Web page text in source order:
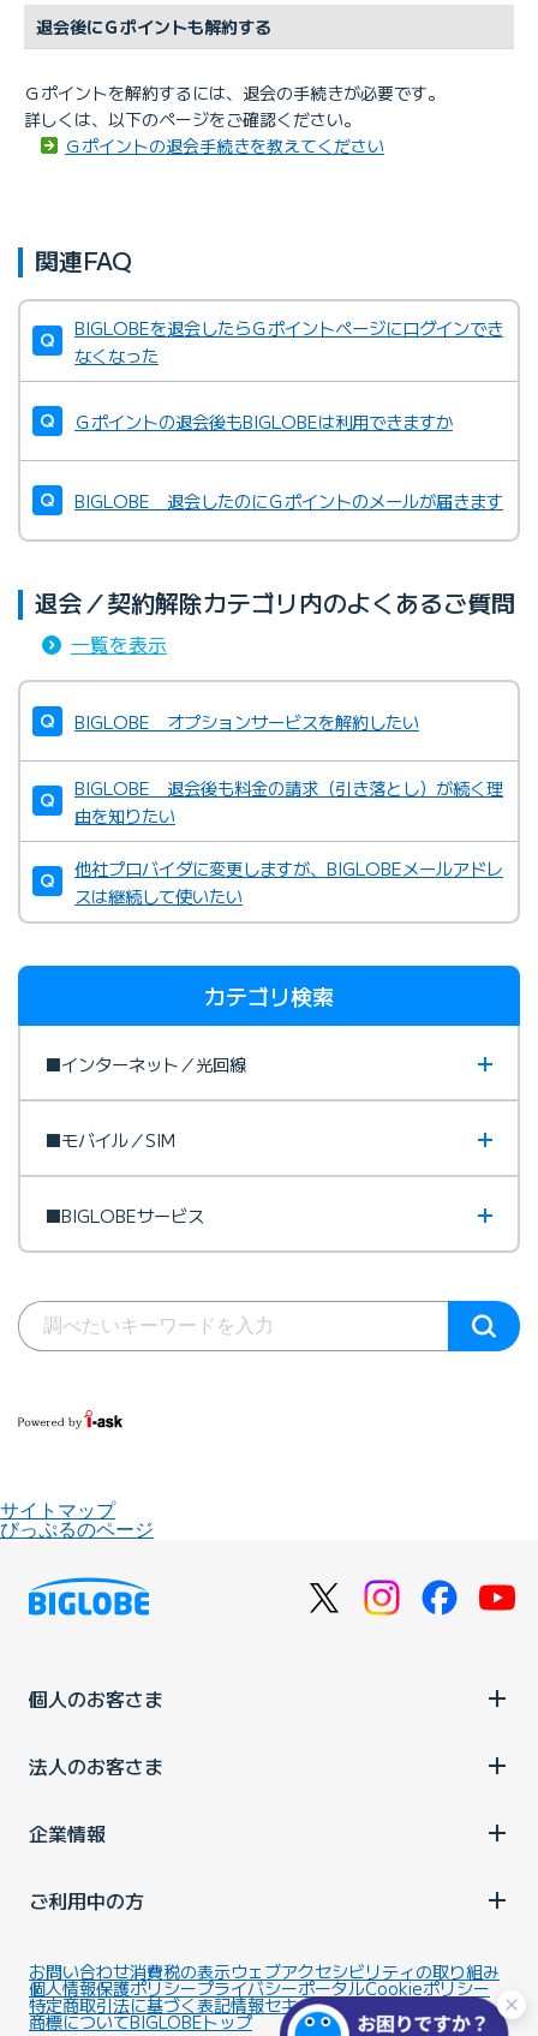
退会後にＧポイントも解約する
Ｇポイントを解約するには、退会の手続きが必要です。
詳しくは、以下のページをご確認ください。
Ｇポイントの退会手続きを教えてください
関連FAQ
BIGLOBEを退会したらＧポイントページにログインでき
なくなった
Ｇポイントの退会後もBIGLOBEは利用できますか
BIGLOBE 退会したのにＧポイントのメールが届きます
退会／契約解除カテゴリ内のよくあるご質問
一覧を表示
BIGLOBE オプションサービスを解約したい
BIGLOBE 退会後も料金の請求（引き落とし）が続く理
由を知りたい
他社プロバイダに変更しますが、BIGLOBEメールアドレ
スは継続して使いたい
カテゴリ検索
■インターネット／光回線
■モバイル／SIM
■BIGLOBEサービス
サイトマップ
びっぷるのページ
個人のお客さま
法人のお客さま
企業情報
ご利用中の方
お問い合わせ消費税の表示ウェブアクセシビリティの取り組み
個人情報保護ポリシープライバシーポータルCookieポリシー
特定商取引法に基づく表記情報セキュリティ基本方針
商標についてBIGLOBEトップ